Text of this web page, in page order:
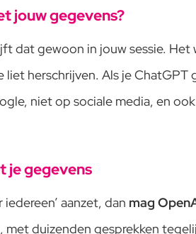
jouw gegevens?
dat gewoon in jouw sessie. Het
liet herschrijven. Als je
niet op sociale media, en
je gegevens
aanzet, dan mag
duizenden gesprekken